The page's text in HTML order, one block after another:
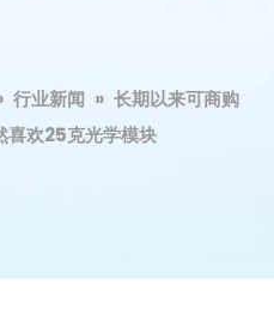
行业新闻 » 长期以来可商​​购
喜欢25克光学模块